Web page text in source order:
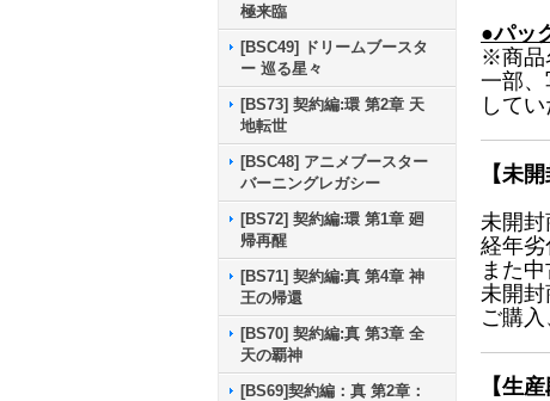
極来臨
[BSC49] ドリームブースタ
ー 巡る星々
[BS73] 契約編:環 第2章 天
地転世
[BSC48] アニメブースター
バーニングレガシー
[BS72] 契約編:環 第1章 廻
帰再醒
[BS71] 契約編:真 第4章 神
王の帰還
[BS70] 契約編:真 第3章 全
天の覇神
[BS69]契約編：真 第2章：
●パッ
※商品
一部
して
【未
未開封
経年劣
また
未開封
ご購
【生